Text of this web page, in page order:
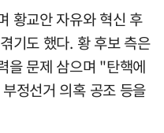
황교안 자유와 혁신 후
기도 했다. 황 후보 측은
을 문제 삼으며 "탄핵에
정선거 의혹 공조 등을